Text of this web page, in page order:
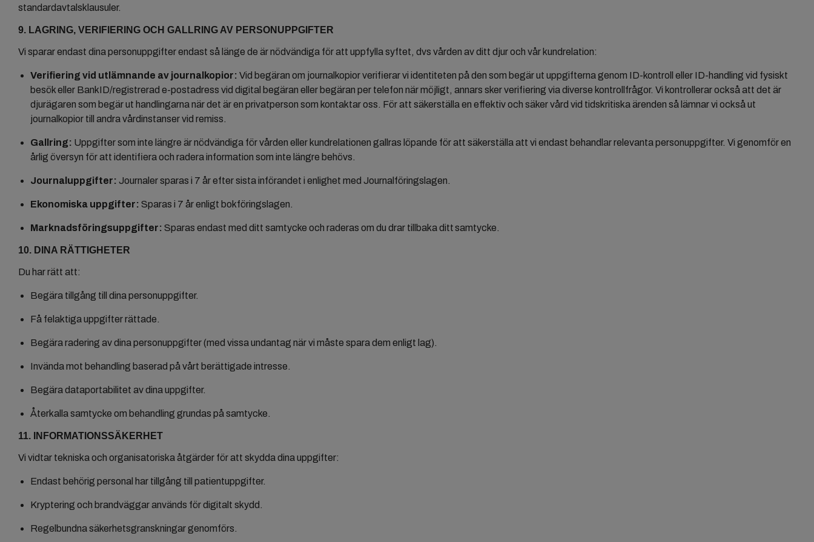
standardavtalsklausuler.
9. LAGRING, VERIFIERING OCH GALLRING AV PERSONUPPGIFTER
Vi sparar endast dina personuppgifter endast så länge de är nödvändiga för att uppfylla syftet, dvs vården av ditt djur och vår kundrelation:
Verifiering vid utlämnande av journalkopior: Vid begäran om journalkopior verifierar vi identiteten på den som begär ut uppgifterna genom ID-kontroll eller ID-handling vid fysiskt
besök eller BankID/registrerad e-postadress vid digital begäran eller begäran per telefon när möjligt, annars sker verifiering via diverse kontrollfrågor. Vi kontrollerar också att det är
djurägaren som begär ut handlingarna när det är en privatperson som kontaktar oss. För att säkerställa en effektiv och säker vård vid tidskritiska ärenden så lämnar vi också ut
journalkopior till andra vårdinstanser vid remiss.
Gallring: Uppgifter som inte längre är nödvändiga för vården eller kundrelationen gallras löpande för att säkerställa att vi endast behandlar relevanta personuppgifter. Vi genomför en
årlig översyn för att identifiera och radera information som inte längre behövs.
Journaluppgifter: Journaler sparas i 7 år efter sista införandet i enlighet med Journalföringslagen.
Ekonomiska uppgifter: Sparas i 7 år enligt bokföringslagen.
Marknadsföringsuppgifter: Sparas endast med ditt samtycke och raderas om du drar tillbaka ditt samtycke.
10. DINA RÄTTIGHETER
Du har rätt att:
Begära tillgång till dina personuppgifter.
Få felaktiga uppgifter rättade.
Begära radering av dina personuppgifter (med vissa undantag när vi måste spara dem enligt lag).
Invända mot behandling baserad på vårt berättigade intresse.
Begära dataportabilitet av dina uppgifter.
Återkalla samtycke om behandling grundas på samtycke.
11. INFORMATIONSSÄKERHET
Vi vidtar tekniska och organisatoriska åtgärder för att skydda dina uppgifter:
Endast behörig personal har tillgång till patientuppgifter.
Kryptering och brandväggar används för digitalt skydd.
Regelbundna säkerhetsgranskningar genomförs.